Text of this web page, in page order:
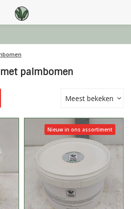
palmbomen
Meest bekeken
Nieuw in ons assortiment